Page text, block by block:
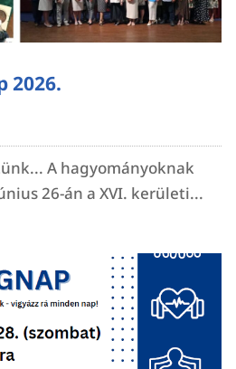
2026.
A hagyományoknak
26-án a XVI. kerületi...